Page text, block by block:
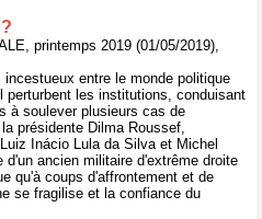
printemps 2019 (01/05/2019),
entre le monde politique
perturbent les institutions, conduisant
à soulever plusieurs cas de
présidente Dilma Roussef,
Inácio Lula da Silva et Michel
ancien militaire d'extrême droite
qu'à coups d'affrontement et de
se fragilise et la confiance du